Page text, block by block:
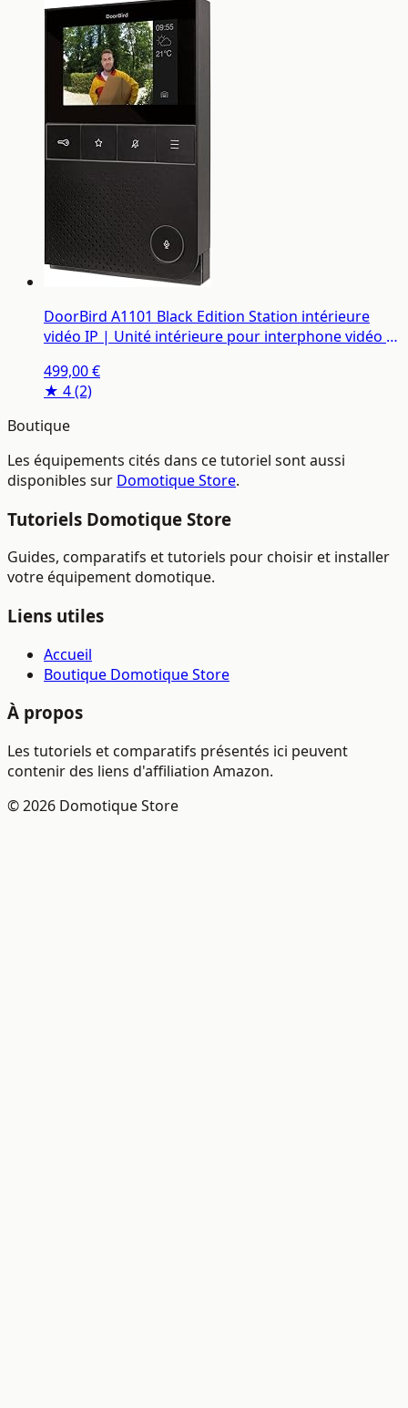
DoorBird A1101 Black Edition Station intérieure
vidéo IP | Unité intérieure pour interphone vidéo IP
499,00 €
★ 4(2)
Boutique
Les équipements cités dans ce tutoriel sont aussi
disponibles sur Domotique Store.
Tutoriels Domotique Store
Guides, comparatifs et tutoriels pour choisir et installer
votre équipement domotique.
Liens utiles
Accueil
Boutique Domotique Store
À propos
Les tutoriels et comparatifs présentés ici peuvent
contenir des liens d'affiliation Amazon.
© 2026 Domotique Store